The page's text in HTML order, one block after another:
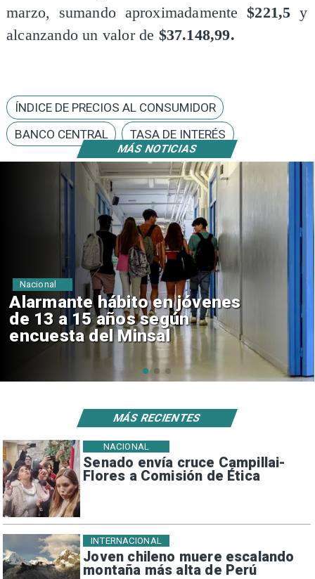
MÁS NOTICIAS
marzo, sumando aproximadamente $221,5 y
alcanzando un valor de $37.148,99.
ÍNDICE DE PRECIOS AL CONSUMIDOR
BANCO CENTRAL
TASA DE INTERÉS
Aprueban creación del Parque
Sebastián Piñera con inversión
de $4 mil millones
Regiones
Senado envía cruce Campillai-
Flores a Comisión de Ética
NACIONAL
Joven chileno muere escalando
montaña más alta de Perú
INTERNACIONAL
MÁS RECIENTES